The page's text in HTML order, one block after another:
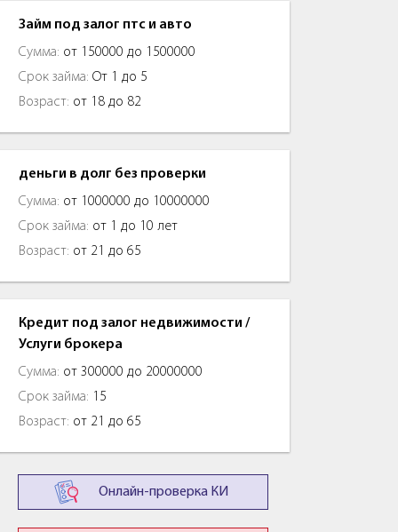
Займ под залог птс и авто
Сумма: от 150000 до 1500000
Срок займа: От 1 до 5
Возраст: от 18 до 82
деньги в долг без проверки
Сумма: от 1000000 до 10000000
Срок займа: от 1 до 10 лет
Возраст: от 21 до 65
Кредит под залог недвижимости /
Услуги брокера
Сумма: от 300000 до 20000000
Срок займа: 15
Возраст: от 21 до 65
Онлайн-проверка КИ